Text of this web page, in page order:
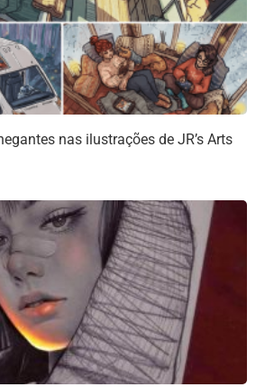
nas ilustrações de JR’s Arts